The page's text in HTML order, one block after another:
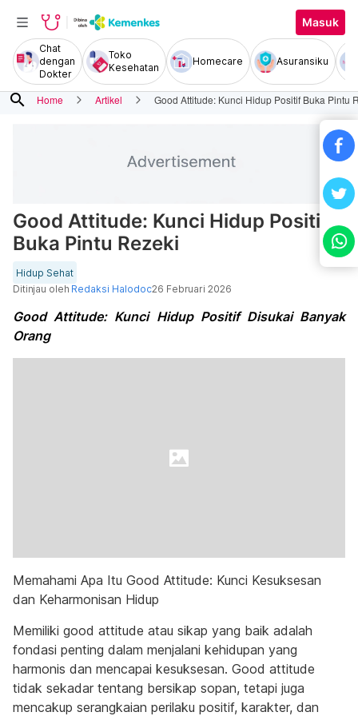
Masuk
Chat
dengan
Dokter
Toko
Kesehatan
Homecare Asuransiku
search Home Artikel Good Attitude: Kunci Hidup Positif Buka Pintu
Good Attitude: Kunci Hidup Positif
Buka Pintu Rezeki
Hidup Sehat
Ditinjau oleh Redaksi Halodoc26 Februari 2026
Good Attitude: Kunci Hidup Positif Disukai Banyak
Orang
Memahami Apa Itu Good Attitude: Kunci Kesuksesan
dan Keharmonisan Hidup
Memiliki good attitude atau sikap yang baik adalah
fondasi penting dalam menjalani kehidupan yang
harmonis dan mencapai kesuksesan. Good attitude
tidak sekadar tentang bersikap sopan, tetapi juga
mencakup serangkaian perilaku positif, karakter, dan